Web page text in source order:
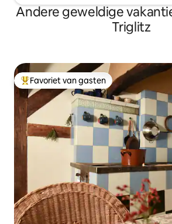
Andere geweldige
Triglitz
Topfavoriet van gasten
Favoriet van gasten